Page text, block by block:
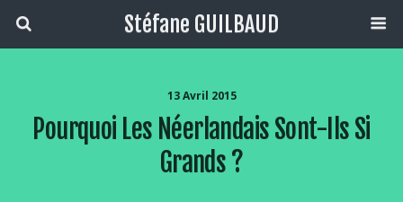
Stéfane GUILBAUD
13 Avril 2015
Pourquoi Les Néerlandais Sont-Ils Si
Grands ?